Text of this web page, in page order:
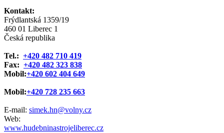
Kontakt:
Frýdlantská 1359/19
460 01 Liberec 1
Česká republika
Tel.: +420 482 710 419
Fax: +420 482 323 838
Mobil:+420 602 404 649
Mobil:+420 728 235 663
E-mail: simek.hn@volny.cz
Web:
www.hudebninastrojeliberec.cz